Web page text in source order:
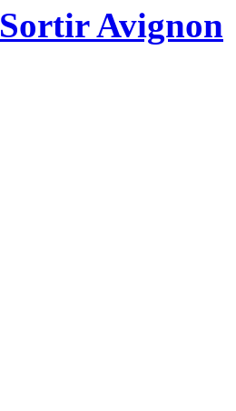
Sortir Avignon